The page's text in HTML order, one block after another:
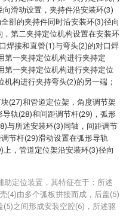
滑动设置，夹持件沿安装环(3)
部的夹持件同时沿安装环(3)径向
第二夹持定位机构设置在安装环
焊接和直管(1)与弯头(2)的对口焊
第一夹持定位机构进行夹持定
第一夹持定位机构进行夹持定位
构进行夹持弯头(2)的另一端；
(27)和管道定位架，角度调节架
轨(28)和间距调节杆(29)，弧形
与所述安装环(3)同轴，间距调节
节杆(29)滑动设置在弧形导轨
，管道定位架沿安装环(3)径向
助定位装置，其特征在于：所述
(4)由多个弧板拼接而成，后盖(5)
之间形成安装空腔(6)，所述驱